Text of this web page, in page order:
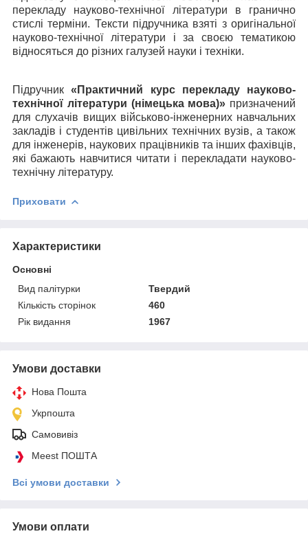
перекладу науково-технічної літератури в гранично
стислі терміни. Тексти підручника взяті з оригінальної
науково-технічної літератури і за своєю тематикою
відносяться до різних галузей науки і техніки.
Підручник«Практичний курс перекладу науково-
технічної літератури (німецька мова)» призначений
для слухачів вищих військово-інженерних навчальних
закладів і студентів цивільних технічних вузів, а також
для інженерів, наукових працівників та інших фахівців,
які бажають навчитися читати і перекладати науково-
технічну літературу.
Приховати
Характеристики
Основні
Вид палітурки
Твердий
Кількість сторінок
460
Рік видання
1967
Умови доставки
Нова Пошта
Укрпошта
Самовивіз
Meest ПОШТА
Всі умови доставки
Умови оплати